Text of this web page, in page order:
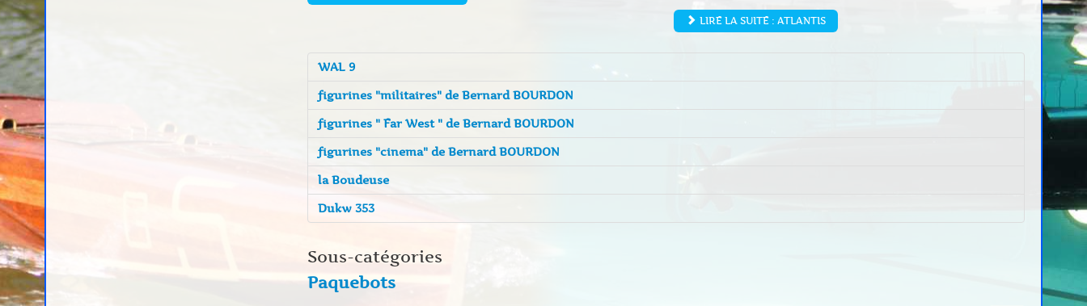
LIRE LA SUITE : ATLANTIS
WAL 9
figurines "militaires" de Bernard BOURDON
figurines " Far West " de Bernard BOURDON
figurines "cinema" de Bernard BOURDON
la Boudeuse
Dukw 353
Sous-catégories
Paquebots